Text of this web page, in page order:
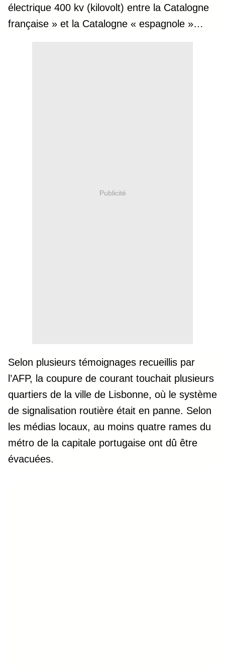
électrique 400 kv (kilovolt) entre la Catalogne
française » et la Catalogne « espagnole »…
Publicité
Selon plusieurs témoignages recueillis par
l’AFP, la coupure de courant touchait plusieurs
quartiers de la ville de Lisbonne, où le système
de signalisation routière était en panne. Selon
les médias locaux, au moins quatre rames du
métro de la capitale portugaise ont dû être
évacuées.